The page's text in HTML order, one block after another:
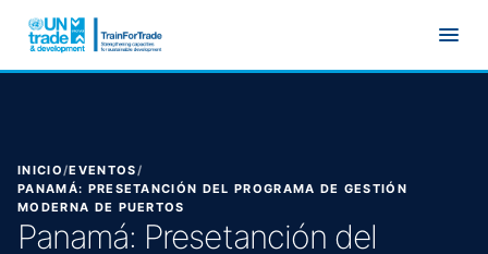
INICIO/EVENTOS/
PANAMÁ: PRESETANCIÓN DEL PROGRAMA DE GESTIÓN
MODERNA DE PUERTOS
Panamá: Presetanción del